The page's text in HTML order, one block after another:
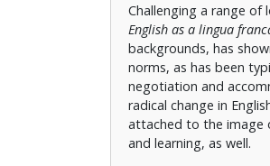
Challenging a range
English as a lingua
backgrounds, has
norms, as has been
negotiation and
radical change in
attached to the image
and learning, as well.